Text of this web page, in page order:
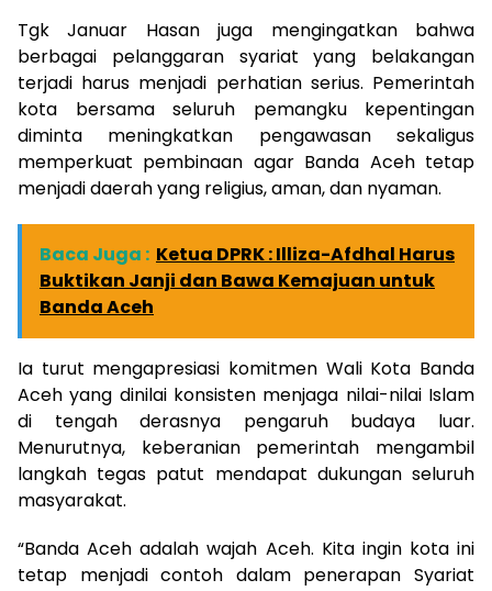
Tgk Januar Hasan juga mengingatkan bahwa
berbagai pelanggaran syariat yang belakangan
terjadi harus menjadi perhatian serius. Pemerintah
kota bersama seluruh pemangku kepentingan
diminta meningkatkan pengawasan sekaligus
memperkuat pembinaan agar Banda Aceh tetap
menjadi daerah yang religius, aman, dan nyaman.
Baca Juga : Ketua DPRK : Illiza-Afdhal Harus
Buktikan Janji dan Bawa Kemajuan untuk
Banda Aceh
Ia turut mengapresiasi komitmen Wali Kota Banda
Aceh yang dinilai konsisten menjaga nilai-nilai Islam
di tengah derasnya pengaruh budaya luar.
Menurutnya, keberanian pemerintah mengambil
langkah tegas patut mendapat dukungan seluruh
masyarakat.
“Banda Aceh adalah wajah Aceh. Kita ingin kota ini
tetap menjadi contoh dalam penerapan Syariat